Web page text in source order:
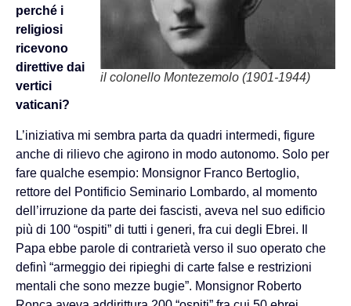
il colonello Montezemolo (1901-1944)
perché i
religiosi
ricevono
direttive dai
vertici
vaticani?
L’iniziativa mi sembra parta da quadri intermedi, figure
anche di rilievo che agirono in modo autonomo. Solo per
fare qualche esempio: Monsignor Franco Bertoglio,
rettore del Pontificio Seminario Lombardo, al momento
dell’irruzione da parte dei fascisti, aveva nel suo edificio
più di 100 “ospiti” di tutti i generi, fra cui degli Ebrei. Il
Papa ebbe parole di contrarietà verso il suo operato che
definì “armeggio dei ripieghi di carte false e restrizioni
mentali che sono mezze bugie”. Monsignor Roberto